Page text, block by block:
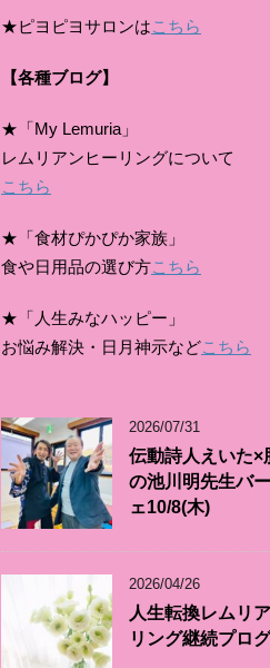
★ピヨピヨサロンはこちら
【各種ブログ】
★「My Lemuria」
レムリアンヒーリングについて
こちら
★「食材ぴかぴか家族」
食や日用品の選び方こちら
★「人生みなハッピー」
お悩み解決・日月神示などこちら
2026/07/31
伝動詩人えいた×
の池川明先生バ
ェ10/8(木)
2026/04/26
人生転換レムリ
リング継続プロ